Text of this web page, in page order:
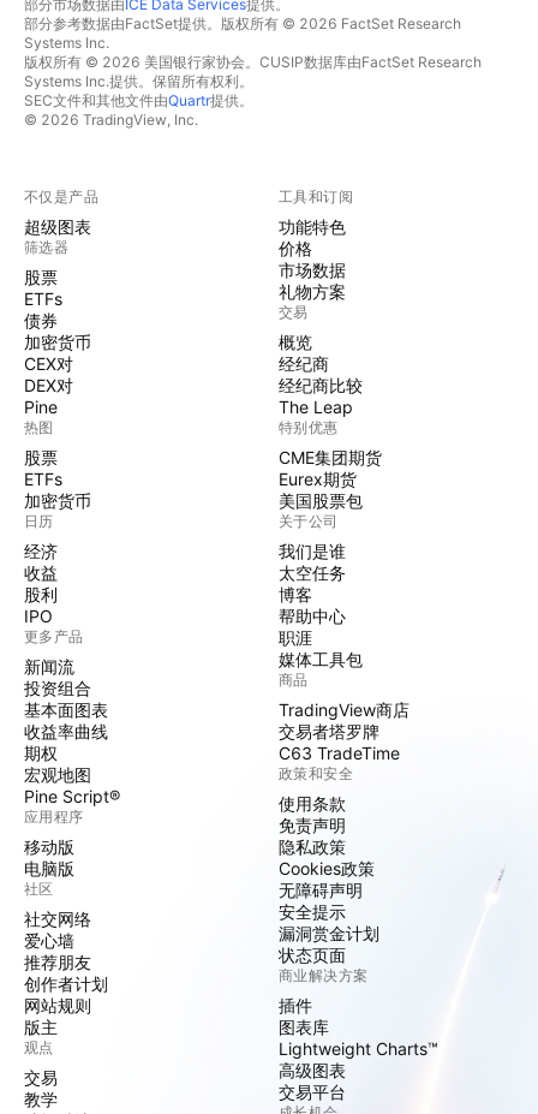
部分市场数据由ICE Data Services提供。
部分参考数据由FactSet提供。版权所有 © 2026 FactSet Research
Systems Inc.
版权所有 © 2026 美国银行家协会。CUSIP数据库由FactSet Research
Systems Inc.提供。保留所有权利。
SEC文件和其他文件由Quartr提供。
© 2026 TradingView, Inc.
不仅是产品
超级图表
筛选器
股票
ETFs
债券
加密货币
CEX对
DEX对
Pine
热图
股票
ETFs
加密货币
日历
经济
收益
股利
IPO
更多产品
新闻流
投资组合
基本面图表
收益率曲线
期权
宏观地图
Pine Script®
应用程序
移动版
电脑版
社区
社交网络
爱心墙
推荐朋友
创作者计划
网站规则
版主
观点
交易
教学
工具和订阅
功能特色
价格
市场数据
礼物方案
交易
概览
经纪商
经纪商比较
The Leap
特别优惠
CME集团期货
Eurex期货
美国股票包
关于公司
我们是谁
太空任务
博客
帮助中心
职涯
媒体工具包
商品
TradingView商店
交易者塔罗牌
C63 TradeTime
政策和安全
使用条款
免责声明
隐私政策
Cookies政策
无障碍声明
安全提示
漏洞赏金计划
状态页面
商业解决方案
插件
图表库
Lightweight Charts™
高级图表
交易平台